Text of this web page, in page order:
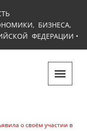
БИЗНЕСА,
ФЕДЕРАЦИИ •
о своём участии в